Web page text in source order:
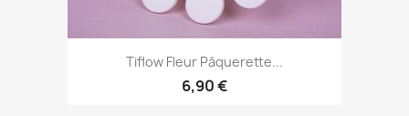
Tiflow Fleur Pâquerette...
6,90 €